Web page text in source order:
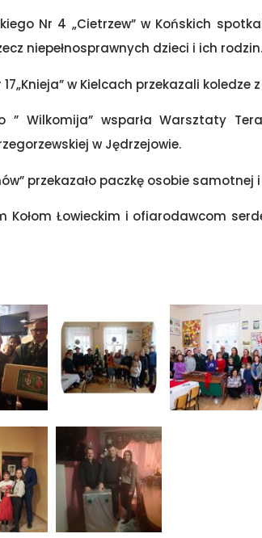
Nr 4 „Cietrzew” w Końskich
niepełnosprawnych dzieci i ich rodzin.
17„Knieja” w Kielcach przekazali
” Wilkomija” wsparła Warsztaty
w Jędrzejowie.
przekazało paczkę osobie
Kołom Łowieckim i ofiarodawcom